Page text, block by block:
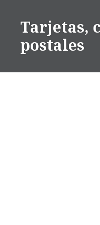
contenidoTarjetas,
postales